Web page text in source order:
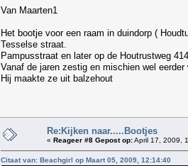
Van Maarten1
Het bootje voor een raam in duindorp (
Tesselse straat. Hij
Pampusstraat en later op de Houtrustweg 414
Vanaf de jaren zestig en mischien wel
Hij maakte ze uit balzehout
Re:Kijken naar.....Bootjes
« Reageer #8 Gepost op:April 17, 2009,
Citaat van: Beachgirl op Maart 05, 2009, 12:14:40